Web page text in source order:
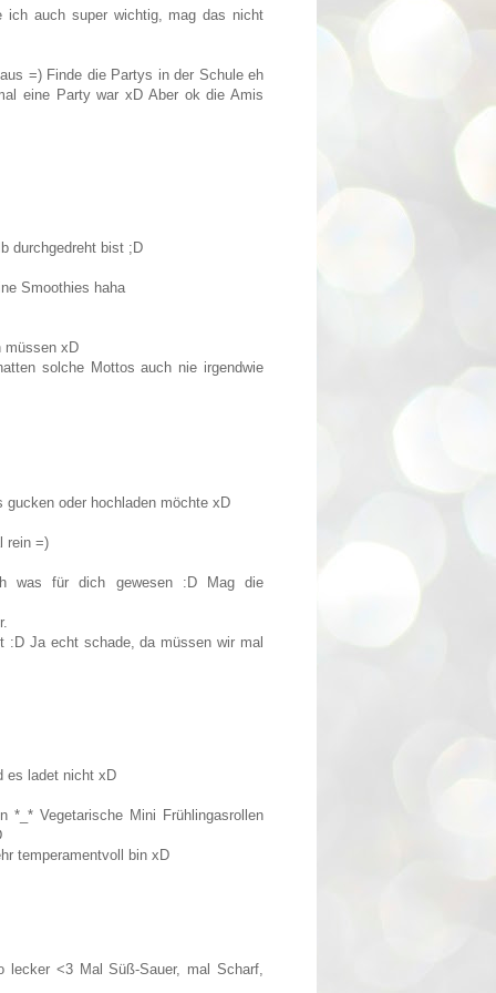
auch super wichtig, mag das nicht
=) Finde die Partys in der Schule eh
eine Party war xD Aber ok die Amis
durchgedreht bist ;D
Smoothies haha
müssen xD
solche Mottos auch nie irgendwie
oder hochladen möchte xD
rein =)
was für dich gewesen :D Mag die
:D Ja echt schade, da müssen wir mal
es ladet nicht xD
Vegetarische Mini Frühlingasrollen
temperamentvoll bin xD
<3 Mal Süß-Sauer, mal Scharf,